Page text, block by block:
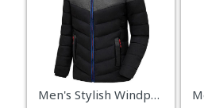
Men's Stylish Windproof Padding Hudies Jacket (Black & Blue)